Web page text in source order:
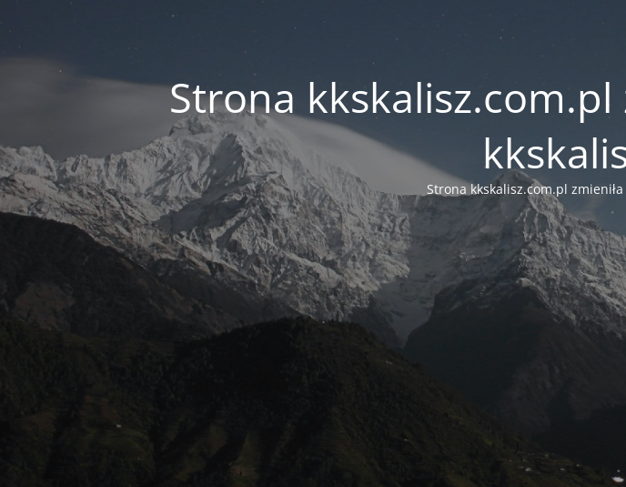
Strona kkskalisz.com.pl
Strona kkskalisz.com.pl